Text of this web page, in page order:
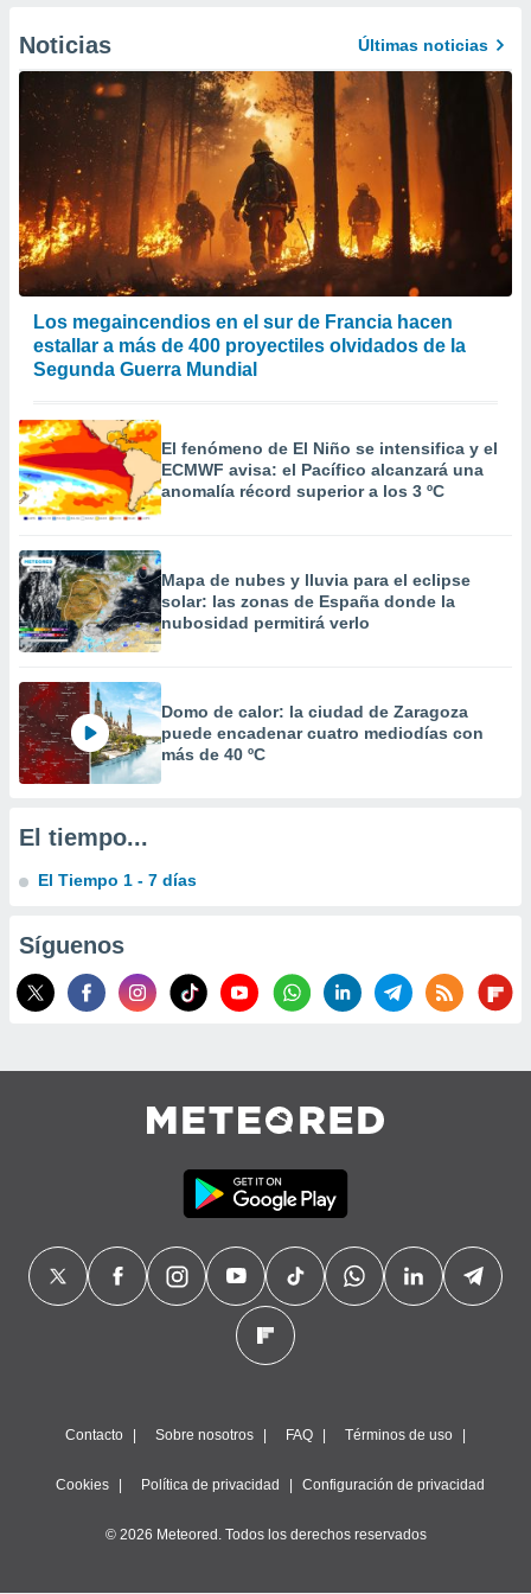
en
en
de
un
o acceder
perfiles
utilizar
crear un
uso de
contenido
medir el
la
el
del
o a través
de
uso de
con el
de
Noticias Últimas noticias
Los megaincendios en el sur de Francia hacen
estallar a más de 400 proyectiles olvidados de la
Segunda Guerra Mundial
El fenómeno de El Niño se intensifica y el
ECMWF avisa: el Pacífico alcanzará una
anomalía récord superior a los 3 ºC
Mapa de nubes y lluvia para el eclipse
solar: las zonas de España donde la
nubosidad permitirá verlo
Domo de calor: la ciudad de Zaragoza
puede encadenar cuatro mediodías con
más de 40 ºC
El tiempo...
El Tiempo 1 - 7 días
Síguenos
Contacto Sobre nosotros FAQ Términos de uso
Cookies Política de privacidad Configuración de privacidad
© 2026 Meteored. Todos los derechos reservados